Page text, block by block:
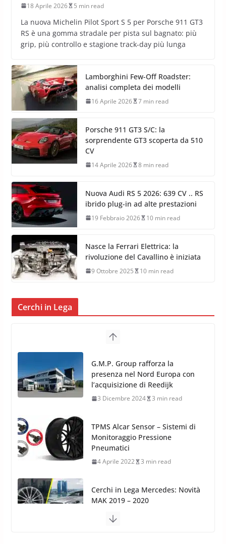
18 Aprile 2026 5 min read
La nuova Michelin Pilot Sport S 5 per Porsche 911 GT3
RS è una gomma stradale per pista sul bagnato: più
grip, più controllo e stagione track-day più lunga
Lamborghini Few-Off Roadster:
analisi completa dei modelli
16 Aprile 2026 7 min read
Porsche 911 GT3 S/C: la
sorprendente GT3 scoperta da 510
CV
14 Aprile 2026 8 min read
Nuova Audi RS 5 2026: 639 CV .. RS
ibrido plug-in ad alte prestazioni
19 Febbraio 2026 10 min read
Nasce la Ferrari Elettrica: la
rivoluzione del Cavallino è iniziata
9 Ottobre 2025 10 min read
Cerchi in Lega
TPMS Alcar Sensor – Sistemi di
Monitoraggio Pressione
Pneumatici
4 Aprile 2022 3 min read
Cerchi in Lega Mercedes: Novità
MAK 2019 – 2020
16 Settembre 2019
MAK FIVESTAR (2019)
24 Luglio 2019 1 min read